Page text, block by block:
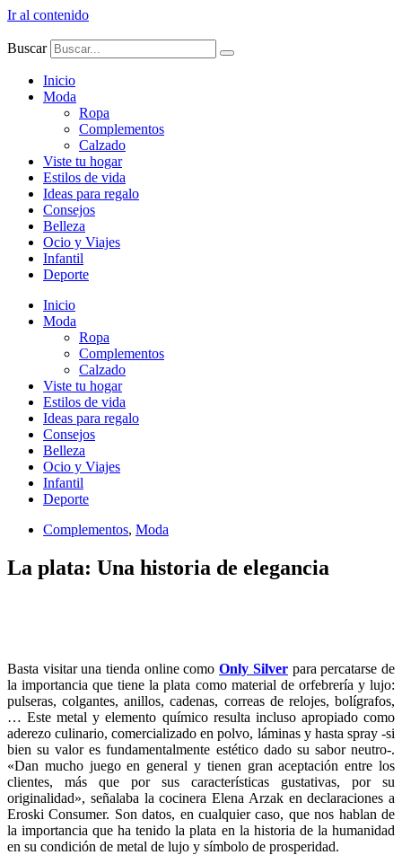
Ir al contenido
Buscar
Inicio
Moda
Ropa
Complementos
Calzado
Viste tu hogar
Estilos de vida
Ideas para regalo
Consejos
Belleza
Ocio y Viajes
Infantil
Deporte
Inicio
Moda
Ropa
Complementos
Calzado
Viste tu hogar
Estilos de vida
Ideas para regalo
Consejos
Belleza
Ocio y Viajes
Infantil
Deporte
Complementos, Moda
La plata: Una historia de elegancia
Basta visitar una tienda online comoOnly Silverpara percatarse de
la importancia que tiene la plata como material de orfebrería y lujo:
pulseras, colgantes, anillos, cadenas, correas de relojes, bolígrafos,
… Este metal y elemento químico resulta incluso apropiado como
aderezo culinario, comercializado en polvo, láminas y hasta spray -si
bien su valor es fundamentalmente estético dado su sabor neutro-.
«Dan mucho juego en general y tienen gran aceptación entre los
clientes, más que por sus características gustativas, por su
originalidad», señalaba la cocinera Elena Arzak en declaraciones a
Eroski Consumer. Son datos, en cualquier caso, que nos hablan de
la importancia que ha tenido la plata en la historia de la humanidad
en su condición de metal de lujo y símbolo de prosperidad.